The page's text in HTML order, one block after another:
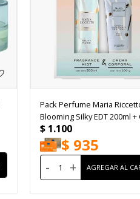
Pack Perfume Maria
Blooming Silky EDT 200ml +
Corporal 200ml
$ 1.100
$ 935
- +